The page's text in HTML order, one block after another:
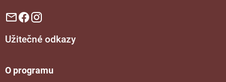
Užitečné odkazy
O programu